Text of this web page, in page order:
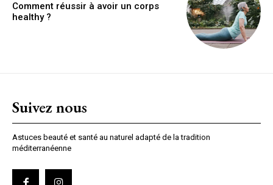
Comment réussir à avoir un corps
healthy ?
Suivez nous
Astuces beauté et santé au naturel adapté de la tradition
méditerranéenne